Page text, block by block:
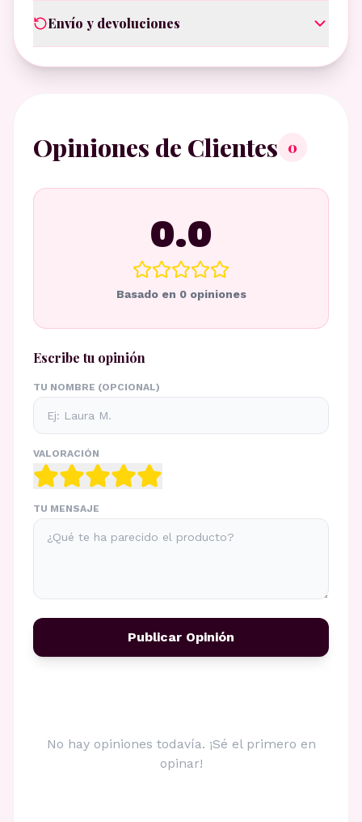
Envío y devoluciones
Opiniones de Clientes 0
0.0
Basado en 0opiniones
Escribe tu opinión
TU NOMBRE (OPCIONAL)
VALORACIÓN
TU MENSAJE
Publicar Opinión
No hay opiniones todavía. ¡Sé el primero en
opinar!